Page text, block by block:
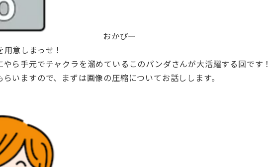
おかぴー
意しまっせ！
ら手元でチャクラを溜めているこのパンダさんが大活躍する回です！
いますので、まずは画像の圧縮についてお話しします。